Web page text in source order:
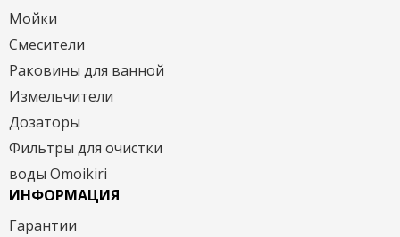
Мойки
Смесители
Раковины для ванной
Измельчители
Дозаторы
Фильтры для очистки
воды Omoikiri
ИНФОРМАЦИЯ
Гарантии